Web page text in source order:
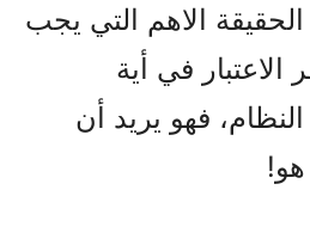
الاهم التي يجب
الاعتبار في أية
فهو يريد أن